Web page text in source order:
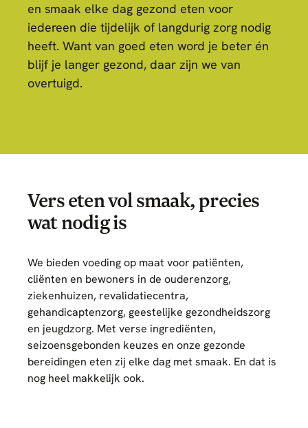
en smaak elke dag gezond eten voor
iedereen die tijdelijk of langdurig zorg nodig
heeft. Want van goed eten word je beter én
blijf je langer gezond, daar zijn we van
overtuigd.
Vers eten vol smaak, precies
wat nodig is
We bieden voeding op maat voor patiënten,
cliënten en bewoners in de ouderenzorg,
ziekenhuizen, revalidatiecentra,
gehandicaptenzorg, geestelijke gezondheidszorg
en jeugdzorg. Met verse ingrediënten,
seizoensgebonden keuzes en onze gezonde
bereidingen eten zij elke dag met smaak. En dat is
nog heel makkelijk ook.